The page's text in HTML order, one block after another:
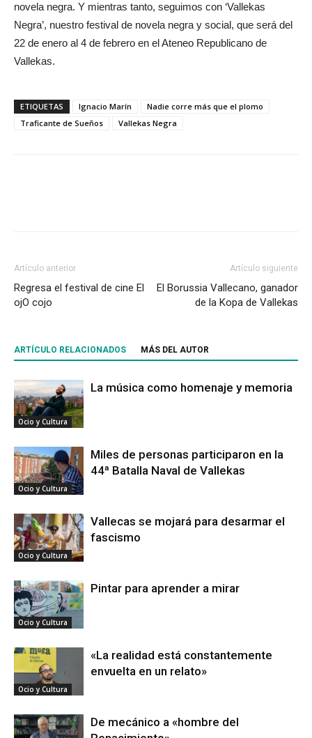
novela negra. Y mientras tanto, seguimos con ‘Vallekas
Negra’, nuestro festival de novela negra y social, que será del
22 de enero al 4 de febrero en el Ateneo Republicano de
Vallekas.
ETIQUETAS Ignacio Marín
Nadie corre más que el plomo
Traficante de Sueños
Vallekas Negra
Artículo anterior
Regresa el festival de cine El
ojO cojo
Artículo siguiente
El Borussia Vallecano, ganador
de la Kopa de Vallekas
ARTÍCULO RELACIONADOS MÁS DEL AUTOR
Ocio y Cultura
La música como homenaje y memoria
Ocio y Cultura
Miles de personas participaron en la
44ª Batalla Naval de Vallekas
Ocio y Cultura
Vallecas se mojará para desarmar el
fascismo
Ocio y Cultura
Pintar para aprender a mirar
Ocio y Cultura
«La realidad está constantemente
envuelta en un relato»
De mecánico a «hombre del